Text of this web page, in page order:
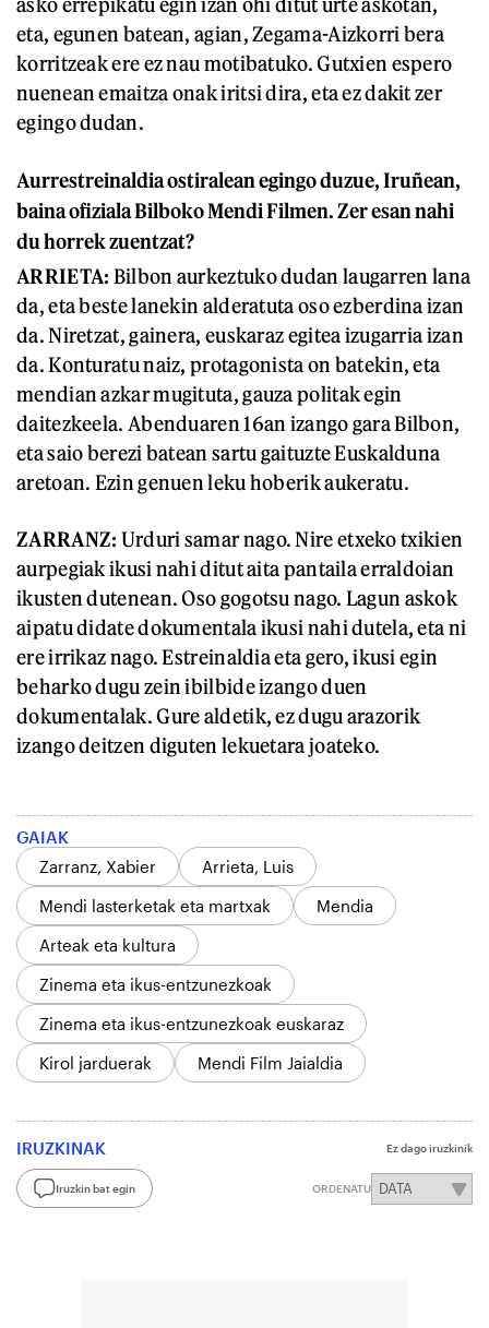
eta, egunen batean, agian, Zegama-Aizkorri bera
korritzeak ere ez nau motibatuko. Gutxien espero
nuenean emaitza onak iritsi dira, eta ez dakit zer
egingo dudan.
Aurrestreinaldia ostiralean egingo duzue, Iruñean,
baina ofiziala Bilboko Mendi Filmen. Zer esan nahi
du horrek zuentzat?
ARRIETA: Bilbon aurkeztuko dudan laugarren lana
da, eta beste lanekin alderatuta oso ezberdina izan
da. Niretzat, gainera, euskaraz egitea izugarria izan
da. Konturatu naiz, protagonista on batekin, eta
mendian azkar mugituta, gauza politak egin
daitezkeela. Abenduaren 16an izango gara Bilbon,
eta saio berezi batean sartu gaituzte Euskalduna
aretoan. Ezin genuen leku hoberik aukeratu.
ZARRANZ: Urduri samar nago. Nire etxeko txikien
aurpegiak ikusi nahi ditut aita pantaila erraldoian
ikusten dutenean. Oso gogotsu nago. Lagun askok
aipatu didate dokumentala ikusi nahi dutela, eta ni
ere irrikaz nago. Estreinaldia eta gero, ikusi egin
beharko dugu zein ibilbide izango duen
dokumentalak. Gure aldetik, ez dugu arazorik
izango deitzen diguten lekuetara joateko.
GAIAK
Zarranz, Xabier
Arrieta, Luis
Mendi lasterketak eta martxak
Mendia
Arteak eta kultura
Zinema eta ikus-entzunezkoak
Zinema eta ikus-entzunezkoak euskaraz
Kirol jarduerak
Mendi Film Jaialdia
IRUZKINAK Ez dago iruzkinik
Iruzkin bat egin ORDENATU